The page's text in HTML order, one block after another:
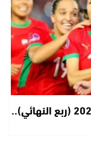
كأس أمم إفريقيا للسيدات – المغرب 2026 (ربع النهائي)..